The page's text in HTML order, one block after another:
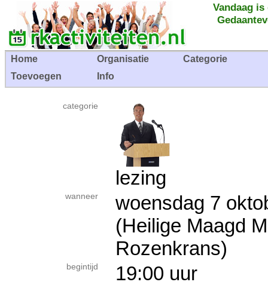
Vandaag
Home Organisatie
Categorie
Toevoegen
Info
categorie
lezing
wanneer
woensdag 7
(Heilige Maagd
Rozenkrans)
begintijd 19:00 uur